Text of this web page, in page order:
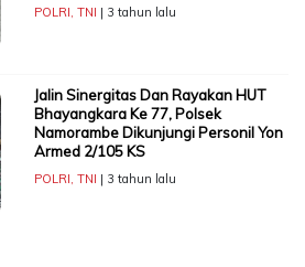
POLRI, TNI | 3 tahun lalu
Jalin Sinergitas Dan Rayakan HUT
Bhayangkara Ke 77, Polsek
Namorambe Dikunjungi Personil Yon
Armed 2/105 KS
POLRI, TNI | 3 tahun lalu